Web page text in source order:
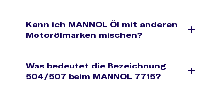
Kann ich MANNOL Öl mit anderen
Motorölmarken mischen?
Was bedeutet die Bezeichnung
504/507 beim MANNOL 7715?